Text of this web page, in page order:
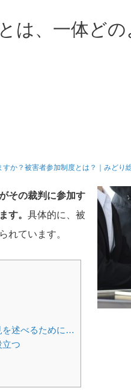
は、一体ど
か？被害者参加制度とは？｜みどり
その裁判に参加す
す。 具体的に、被
れています。
を述べるために…
つ